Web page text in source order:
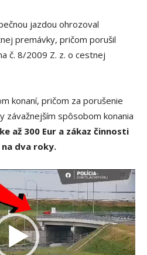
jazdou ohrozoval
premávky, pričom porušil
č. 8/2009 Z. z. o cestnej
konaní, pričom za porušenie
závažnejším spôsobom konania
až 300 Eur a zákaz činnosti
dva roky.